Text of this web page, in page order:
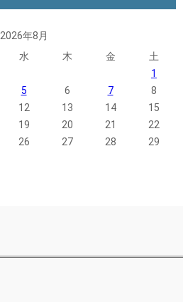
2026年8月
水 木 金
土
1
5 6 7
8
12 13 14
15
19 20 21
22
26 27 28
29